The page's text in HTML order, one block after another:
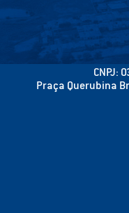
CNPJ:
Praça Querubina